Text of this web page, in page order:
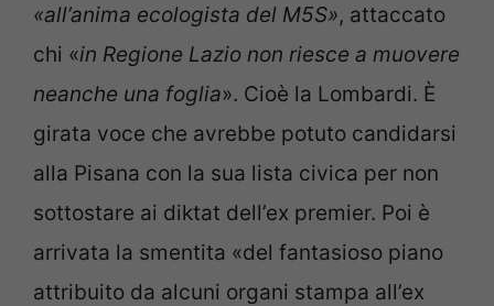
«all’anima ecologista del M5S», attaccato
chi «in Regione Lazio non riesce a muovere
neanche una foglia». Cioè la Lombardi. È
girata voce che avrebbe potuto candidarsi
alla Pisana con la sua lista civica per non
sottostare ai diktat dell’ex premier. Poi è
arrivata la smentita «del fantasioso piano
attribuito da alcuni organi stampa all’ex